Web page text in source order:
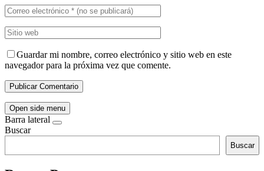
Guardar mi nombre, correo electrónico y sitio web en este
navegador para la próxima vez que comente.
Open side menu
Barra lateral
Buscar
Buscar